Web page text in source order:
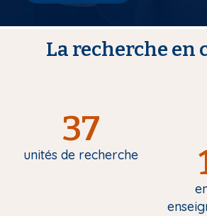
La recherche en
37
unités de recherche